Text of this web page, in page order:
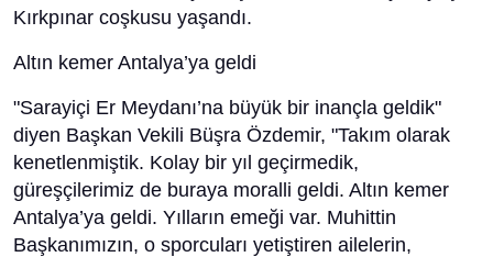
Kırkpınar coşkusu yaşandı.
Altın kemer Antalya’ya geldi
"Sarayiçi Er Meydanı’na büyük bir inançla geldik"
diyen Başkan Vekili Büşra Özdemir, "Takım olarak
kenetlenmiştik. Kolay bir yıl geçirmedik,
güreşçilerimiz de buraya moralli geldi. Altın kemer
Antalya’ya geldi. Yılların emeği var. Muhittin
Başkanımızın, o sporcuları yetiştiren ailelerin,